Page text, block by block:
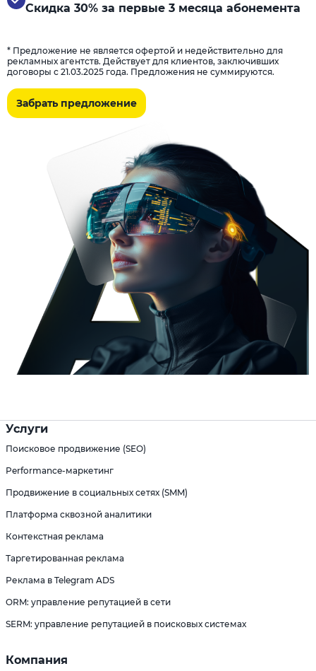
Скидка 30% за первые 3 месяца абонемента
* Предложение не является офертой и недействительно для
рекламных агентств. Действует для клиентов, заключивших
договоры с 21.03.2025 года. Предложения не суммируются.
Забрать предложение
Услуги
Поисковое продвижение (SEO)
Performance-маркетинг
Продвижение в социальных сетях (SMM)
Платформа сквозной аналитики
Контекстная реклама
Таргетированная реклама
Реклама в Telegram ADS
ORM: управление репутацией в сети
SERM: управление репутацией в поисковых системах
Компания